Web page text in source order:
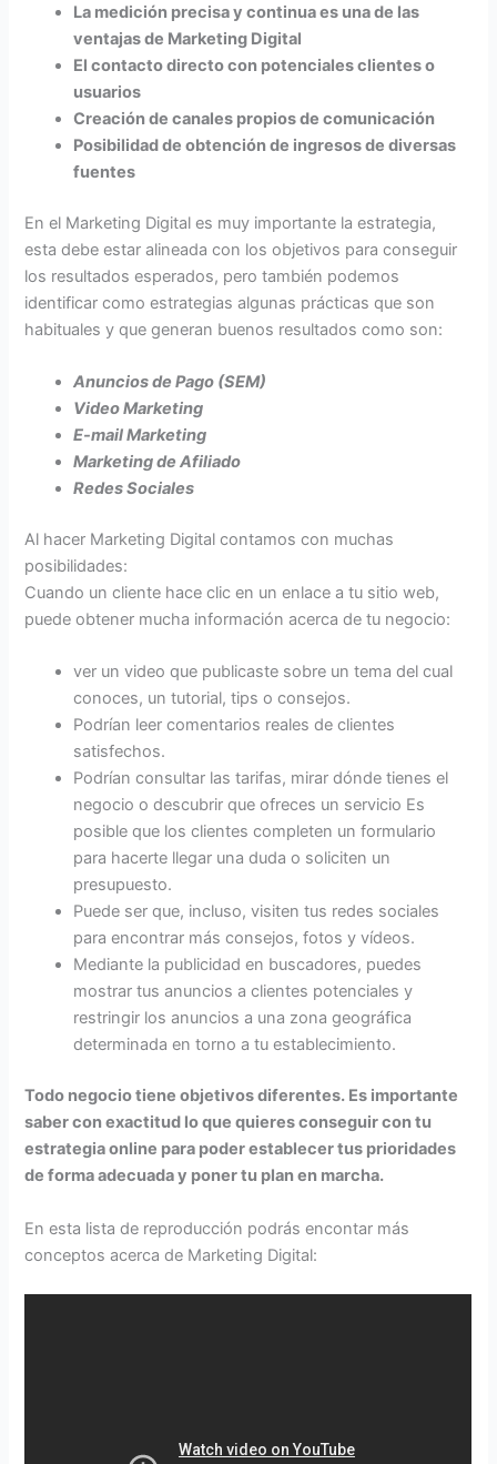
La medición precisa y continua es una de las
ventajas de Marketing Digital
El contacto directo con potenciales clientes o
usuarios
Creación de canales propios de comunicación
Posibilidad de obtención de ingresos de diversas
fuentes
En el Marketing Digital es muy importante la estrategia,
esta debe estar alineada con los objetivos para conseguir
los resultados esperados, pero también podemos
identificar como estrategias algunas prácticas que son
habituales y que generan buenos resultados como son:
Anuncios de Pago (SEM)
Video Marketing
E-mail Marketing
Marketing de Afiliado
Redes Sociales
Al hacer Marketing Digital contamos con muchas
posibilidades:
Cuando un cliente hace clic en un enlace a tu sitio web,
puede obtener mucha información acerca de tu negocio:
ver un video que publicaste sobre un tema del cual
conoces, un tutorial, tips o consejos.
Podrían leer comentarios reales de clientes
satisfechos.
Podrían consultar las tarifas, mirar dónde tienes el
negocio o descubrir que ofreces un servicio Es
posible que los clientes completen un formulario
para hacerte llegar una duda o soliciten un
presupuesto.
Puede ser que, incluso, visiten tus redes sociales
para encontrar más consejos, fotos y vídeos.
Mediante la publicidad en buscadores, puedes
mostrar tus anuncios a clientes potenciales y
restringir los anuncios a una zona geográfica
determinada en torno a tu establecimiento.
Todo negocio tiene objetivos diferentes. Es importante
saber con exactitud lo que quieres conseguir con tu
estrategia online para poder establecer tus prioridades
de forma adecuada y poner tu plan en marcha.
En esta lista de reproducción podrás encontar más
conceptos acerca de Marketing Digital: